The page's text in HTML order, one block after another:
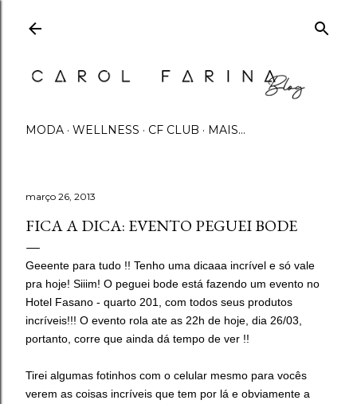
MODA WELLNESS CF CLUB MAIS…
março 26, 2013
FICA A DICA: EVENTO PEGUEI BODE
Geeente para tudo !! Tenho uma dicaaa incrível e só vale
pra hoje! Siiim! O peguei bode está fazendo um evento no
Hotel Fasano - quarto 201, com todos seus produtos
incríveis!!! O evento rola ate as 22h de hoje, dia 26/03,
portanto, corre que ainda dá tempo de ver !!
Tirei algumas fotinhos com o celular mesmo para vocês
verem as coisas incríveis que tem por lá e obviamente a